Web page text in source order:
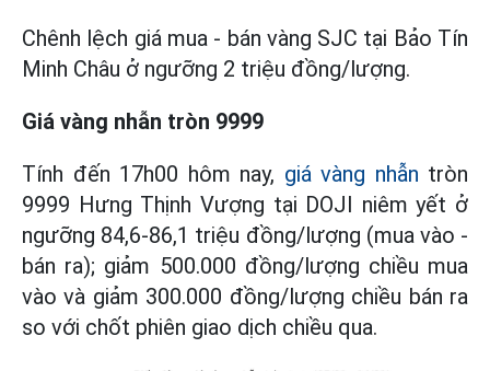
Chênh lệch giá mua - bán vàng SJC tại Bảo Tín
Minh Châu ở ngưỡng 2 triệu đồng/lượng.
Giá vàng nhẫn tròn 9999
Tính đến 17h00 hôm nay, giá vàng nhẫn tròn
9999 Hưng Thịnh Vượng tại DOJI niêm yết ở
ngưỡng 84,6-86,1 triệu đồng/lượng (mua vào -
bán ra); giảm 500.000 đồng/lượng chiều mua
vào và giảm 300.000 đồng/lượng chiều bán ra
so với chốt phiên giao dịch chiều qua.